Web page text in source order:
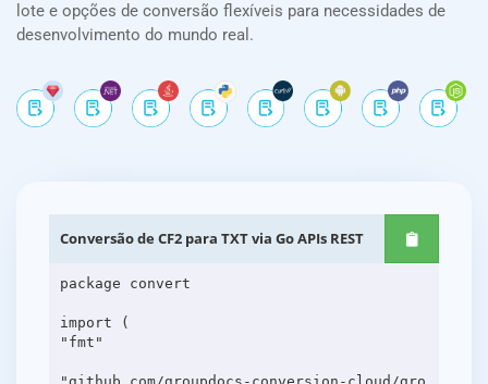
lote e opções de conversão flexíveis para necessidades de
desenvolvimento do mundo real.
Conversão de CF2 para TXT via Go APIs REST
package convert
import (
"fmt"